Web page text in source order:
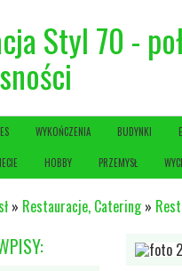
Styl 70 -
WYKOŃCZENIA BUDYNKI
HOBBY PRZEMYSŁ
» Restauracje, Catering»